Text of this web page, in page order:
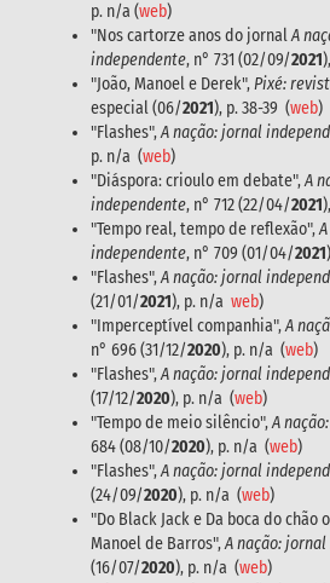
p. n/a (web)
"Nos cartorze anos do jornalA
independente, n° 731 (02/09/2021
"João, Manoel e Derek",Pixé:
especial (06/2021), p. 38-39 (web)
"Flashes",A nação: jornal
p. n/a (web)
"Diáspora: crioulo em debate",A
independente, n° 712 (22/04/2021
"Tempo real, tempo de reflexão",
independente, n° 709 (01/04/2021
"Flashes",A nação: jornal
(21/01/2021), p. n/a web)
"Imperceptível companhia",A
n° 696 (31/12/2020), p. n/a (web)
"Flashes",A nação: jornal
(17/12/2020), p. n/a (web)
"Tempo de meio silêncio",A
684 (08/10/2020), p. n/a (web)
"Flashes",A nação: jornal
(24/09/2020), p. n/a (web)
"Do Black Jack e Da boca do chão
Manoel de Barros",A nação:
(16/07/2020), p. n/a (web)